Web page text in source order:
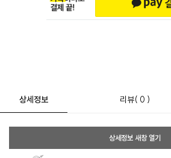
상세정보 리뷰( 0 )
상세정보 새창 열기